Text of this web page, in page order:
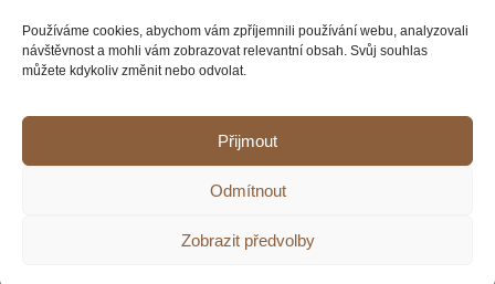
Používáme cookies, abychom vám zpříjemnili používání webu, analyzovali
návštěvnost a mohli vám zobrazovat relevantní obsah. Svůj souhlas
můžete kdykoliv změnit nebo odvolat.
Přijmout
Odmítnout
Zobrazit předvolby
YouTubeFacebookInstagram